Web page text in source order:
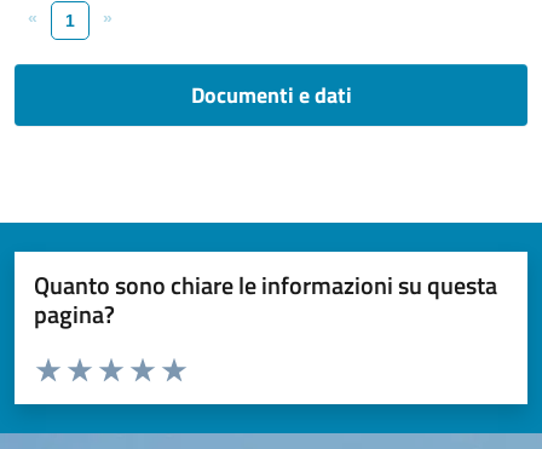
« 1 »
Documenti e dati
Quanto sono chiare le informazioni su questa
pagina?
Valuta da 1 a 5 stelle la pagina
Valuta 5 stelle su 5
Valuta 4 stelle su 5
Valuta 3 stelle su 5
Valuta 2 stelle su 5
Valuta 1 stelle su 5